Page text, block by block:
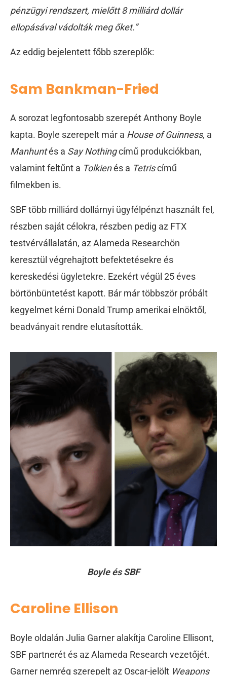
pénzügyi rendszert, mielőtt 8 milliárd dollár
ellopásával vádolták meg őket.”
Az eddig bejelentett főbb szereplők:
Sam Bankman-Fried
A sorozat legfontosabb szerepét Anthony Boyle
kapta. Boyle szerepelt már a House of Guinness, a
Manhuntés a Say Nothingcímű produkciókban,
valamint feltűnt a Tolkienés a Tetriscímű
filmekben is.
SBF több milliárd dollárnyi ügyfélpénzt használt fel,
részben saját célokra, részben pedig az FTX
testvérvállalatán, az Alameda Researchön
keresztül végrehajtott befektetésekre és
kereskedési ügyletekre. Ezekért végül 25 éves
börtönbüntetést kapott. Bár már többször próbált
kegyelmet kérni Donald Trump amerikai elnöktől,
beadványait rendre elutasították.
Boyle és SBF
Caroline Ellison
Boyle oldalán Julia Garner alakítja Caroline Ellisont,
SBF partnerét és az Alameda Research vezetőjét.
Garner nemrég szerepelt az Oscar-jelölt Weapons